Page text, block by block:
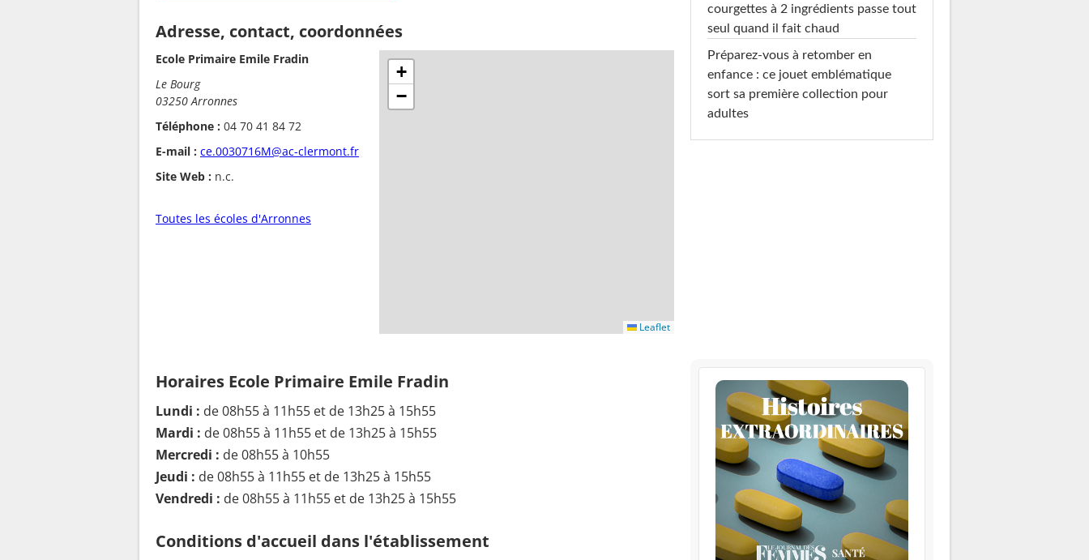
Adresse, contact, coordonnées
Ecole Primaire Emile Fradin
Le Bourg
03250 Arronnes
Téléphone : 04 70 41 84 72
E-mail : ce.0030716M@ac-clermont.fr
Site Web : n.c.
Toutes les écoles d'Arronnes
+
−
Leaflet
Horaires Ecole Primaire Emile Fradin
Lundi : de 08h55 à 11h55 et de 13h25 à 15h55
Mardi : de 08h55 à 11h55 et de 13h25 à 15h55
Mercredi : de 08h55 à 10h55
Jeudi : de 08h55 à 11h55 et de 13h25 à 15h55
Vendredi : de 08h55 à 11h55 et de 13h25 à 15h55
Conditions d'accueil dans l'établissement
courgettes à 2 ingrédients passe tout
seul quand il fait chaud
Préparez-vous à retomber en
enfance : ce jouet emblématique
sort sa première collection pour
adultes